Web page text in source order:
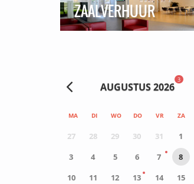
ZAALVERHUUR
AUGUSTUS 2026
3
MA DI WO DO VR ZA
27 28 29 30 31 1
3
4 5 6 7 8
10
11 12 13 14 15